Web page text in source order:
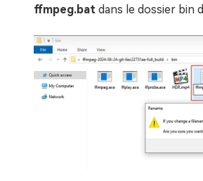
ffmpeg.bat dans le dossier bin